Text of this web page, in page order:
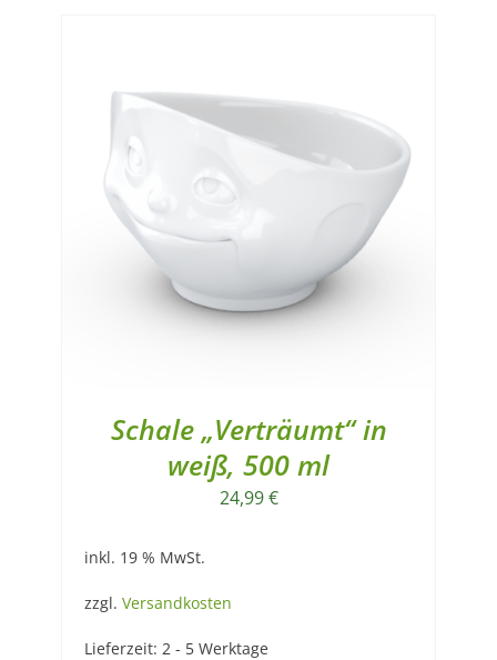
Schale „Verträumt“ in
weiß, 500 ml
24,99€
inkl. 19 % MwSt.
zzgl. Versandkosten
Lieferzeit: 2 - 5 Werktage